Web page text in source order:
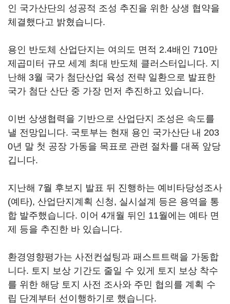
인 국가산단의 성공적 조성 추진을 위한 상생 협약을
체결했다고 밝혔습니다.
용인 반도체 산업단지는 여의도 면적 2.4배인 710만
제곱미터 규모 세계 최대 반도체 클러스터입니다. 지
난해 3월 국가 첨단산업 육성 전략 일환으로 발표한
국가 첨단 산단 중 가장 먼저 추진하고 있습니다.
이번 상생협력을 기반으로 산업단지 조성은 속도를
낼 전망입니다. 국토부는 현재 용인 국가산단 내 203
0년 말 첫 공장 가동을 목표로 관련 절차를 대폭 앞당
깁니다.
지난해 7월 후보지 발표 뒤 진행하는 예비타당성조사
(예타), 산업단지계획 신청, 실시설계 등은 용역을 통
합 발주했습니다. 이어 4개월 뒤인 11월에는 예타 면
제 등을 추진한 바 있습니다.
환경영향평가는 사전컨설팅과 패스트트랙을 가동합
니다. 토지 보상 기간도 줄일 수 있게 토지 보상 착수
를 위한 해당 토지 사전 조사와 주민 협의를 계획 수
립 단계부터 선이행하기로 했습니다.